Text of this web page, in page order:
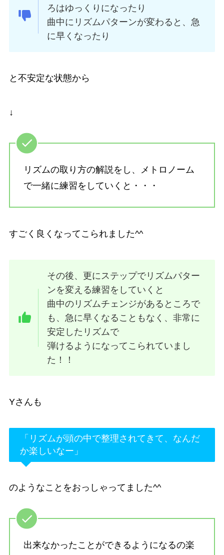
ろはゆっくりになったり
曲中にリズムパターンが変わると、急
に早くなったり
と不安定な状態から
↓
リズムの取り方の解説をし、メトロノーム
で一緒に練習をしていくと・・・
すごく良くなってこられました^^
その後、更にステップでリズムパター
ンを変える練習をしていくと
曲中のリズムチェンジがあるところで
も、急に早くなることもなく、非常に
安定したリズムで
弾けるようになってこられていまし
た！！
Yさんも
「リズムが頭の中で整理されてきて、なんだ
か楽しいなー」
のようなことをおっしゃってました^^
出来なかったことができるようになるの楽